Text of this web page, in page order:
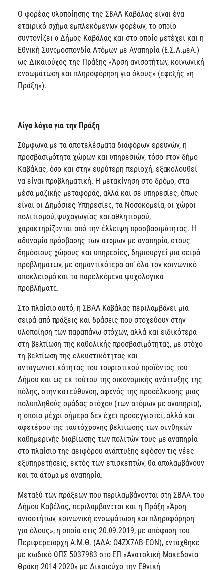
Ο φορέας υλοποίησης της ΣΒΑΑ Καβάλας είναι ένα
εταιρικό σχήμα εμπλεκόμενων φορέων, το οποίο
συντονίζει ο Δήμος Καβάλας και στο οποίο μετέχει και η
Εθνική Συνομοσπονδία Ατόμων με Αναπηρία (Ε.Σ.Α.μεΑ.)
ως Δικαιούχος της Πράξης «Άρση ανισοτήτων, κοινωνική
ενσωμάτωση και πληροφόρηση για όλους» (εφεξής «η
Πράξη»).
Λίγα λόγια για την Πράξη
Σύμφωνα με τα αποτελέσματα διαφόρων ερευνών, η
προσβασιμότητα χώρων και υπηρεσιών, τόσο στον δήμο
Καβάλας, όσο και στην ευρύτερη περιοχή, εξακολουθεί
να είναι προβληματική. Η μετακίνηση στο δρόμο, στα
μέσα μαζικής μεταφοράς, αλλά και σε υπηρεσίες, όπως
είναι οι Δημόσιες Υπηρεσίες, τα Νοσοκομεία, οι χώροι
πολιτισμού, ψυχαγωγίας και αθλητισμού,
χαρακτηρίζονται από την έλλειψη προσβασιμότητας. Η
αδυναμία πρόσβασης των ατόμων με αναπηρία, στους
δημόσιους χώρους και υπηρεσίες, δημιουργεί μια σειρά
προβλημάτων, με σημαντικότερα απ’ όλα τον κοινωνικό
αποκλεισμό και τα παρελκόμενα ψυχολογικά
προβλήματα.
Στο πλαίσιο αυτό, η ΣΒΑΑ Καβάλας περιλαμβάνει μια
σειρά από πράξεις και δράσεις που στοχεύουν στην
υλοποίηση των παραπάνω στόχων, αλλά και ειδικότερα
στη βελτίωση της καθολικής προσβασιμότητας, με στόχο
τη βελτίωση της ελκυστικότητας και
ανταγωνιστικότητας του τουριστικού προϊόντος του
Δήμου και ως εκ τούτου της οικονομικής ανάπτυξης της
πόλης, στην κατεύθυνση, αφενός της προσέλκυσης μιας
πολυπληθούς ομάδας στόχου (των ατόμων με αναπηρία),
η οποία μέχρι σήμερα δεν έχει προσεγγιστεί, αλλά και
αφετέρου της ταυτόχρονης βελτίωσης των συνθηκών
καθημερινής διαβίωσης των πολιτών τους με αναπηρία
στο πλαίσιο της αειφόρου ανάπτυξης εφόσον τις νέες
εξυπηρετήσεις, εκτός των επισκεπτών, θα απολαμβάνουν
και τα άτομα με αναπηρία.
Μεταξύ των πράξεων που περιλαμβάνονται στη ΣΒΑΑ του
Δήμου Καβάλας, περιλαμβάνεται και η Πράξη «Άρση
ανισοτήτων, κοινωνική ενσωμάτωση και πληροφόρηση
για όλους», η οποία στις 20.09.2019, με απόφαση του
Περιφερειάρχη Α.Μ.Θ. (ΑΔΑ: Ω4ΖΧ7ΛΒ-ΕΟΝ), εντάχθηκε
με κωδικό ΟΠΣ 5037983 στο ΕΠ «Ανατολική Μακεδονία
Θράκη 2014-2020» με Δικαιούχο την Εθνική